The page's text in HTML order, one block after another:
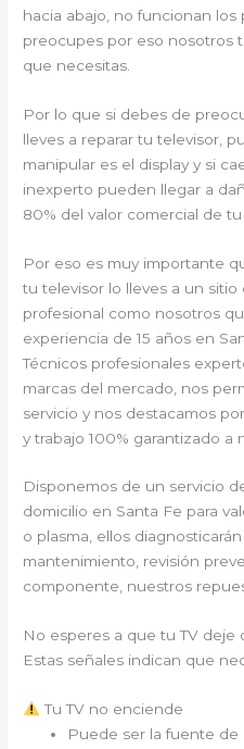
hacia abajo, no funcionan los
preocupes por eso nosotros
que necesitas.
Por lo que si debes de
lleves a reparar tu televisor,
manipular es el display y si
inexperto pueden llegar a
80% del valor comercial de tu
Por eso es muy importante
tu televisor lo lleves a un
profesional como nosotros
experiencia de 15 años en
Técnicos profesionales
marcas del mercado, nos
servicio y nos destacamos
y trabajo 100% garantizado a
Disponemos de un servicio
domicilio en Santa Fe para
o plasma, ellos
mantenimiento, revisión
componente, nuestros
No esperes a que tu TV
Estas señales indican que
Tu TV no enciende
Puede ser la fuente de